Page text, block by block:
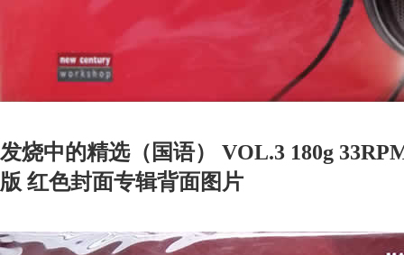
发烧中的精选（国语） VOL.3 180g
版 红色封面专辑背面图片